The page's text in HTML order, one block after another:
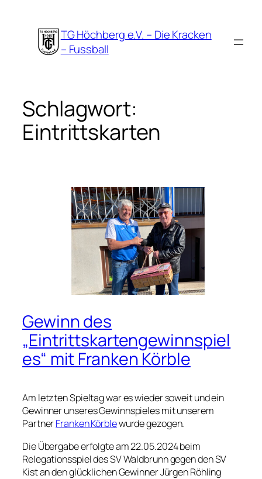
springen
TG Höchberg e.V. – Die Kracken
– Fussball
Schlagwort:
Eintrittskarten
Gewinn des
„Eintrittskartengewinnspiel
es“ mit Franken Körble
Am letzten Spieltag war es wieder soweit und ein
Gewinner unseres Gewinnspieles mit unserem
PartnerFranken Körblewurde gezogen.
Die Übergabe erfolgte am 22.05.2024 beim
Relegationsspiel des SV Waldbrunn gegen den SV
Kist an den glücklichen Gewinner Jürgen Röhling